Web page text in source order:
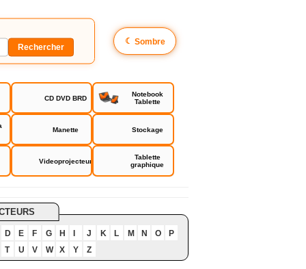
☾ Sombre
CD DVD BRD
Notebook
Tablette
Manette Stockage
Videoprojecteur
Tablette
graphique
D E F G H J K L M N O
P
T
U V W X Y Z